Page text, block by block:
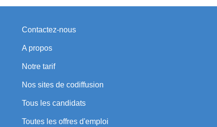
Contactez-nous
A propos
Notre tarif
Nos sites de codiffusion
Tous les candidats
Toutes les offres d'emploi